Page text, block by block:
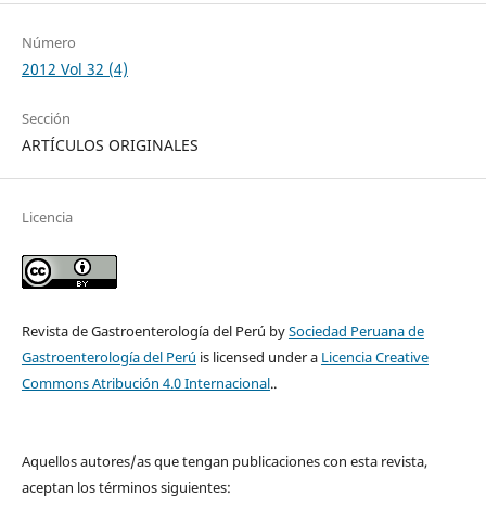
Número
2012 Vol 32 (4)
Sección
ARTÍCULOS ORIGINALES
Licencia
Revista de Gastroenterología del Perú bySociedad Peruana de
Gastroenterología del Perú is licensed under a Licencia Creative
Commons Atribución 4.0 Internacional..
Aquellos autores/as que tengan publicaciones con esta revista,
aceptan los términos siguientes: